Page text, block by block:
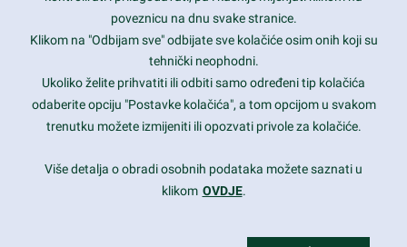
prothemes.net@gmail.com
Daily: 9:00 am - 6:00 pm
Sunday: Closed
Copyright 2017FRESHFACE© All Rights Reserved
poveznicu na dnu svake stranice.
Klikom na "Odbijam sve" odbijate sve kolačiće osim onih koji su
tehnički neophodni.
Ukoliko želite prihvatiti ili odbiti samo određeni tip kolačića
odaberite opciju "Postavke kolačića", a tom opcijom u svakom
trenutku možete izmijeniti ili opozvati privole za kolačiće.
Više detalja o obradi osobnih podataka možete saznati u
klikom OVDJE.